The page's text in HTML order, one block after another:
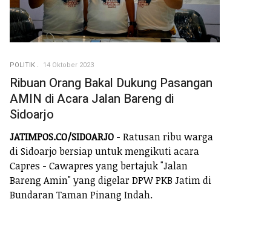
POLITIK 14 Oktober 2023
Ribuan Orang Bakal Dukung Pasangan
AMIN di Acara Jalan Bareng di
Sidoarjo
JATIMPOS.CO/SIDOARJO - Ratusan ribu warga
di Sidoarjo bersiap untuk mengikuti acara
Capres - Cawapres yang bertajuk "Jalan
Bareng Amin" yang digelar DPW PKB Jatim di
Bundaran Taman Pinang Indah.